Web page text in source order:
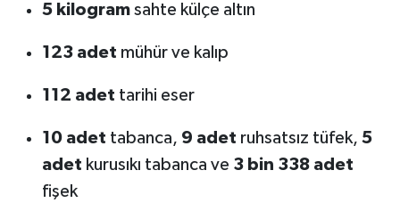
5 kilogramsahte külçe altın
123 adet mühür ve kalıp
112 adet tarihi eser
10 adet tabanca, 9 adet ruhsatsız tüfek, 5
adet kurusıkı tabanca ve 3 bin 338 adet
fişek